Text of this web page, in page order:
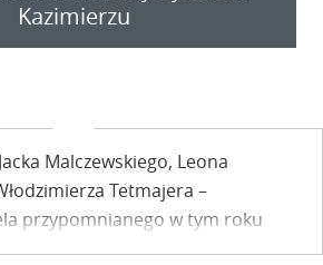
Kazimierzu
Malczewskiego, Leona
Tetmajera –
przypomnianego w tym roku
Czytania – Józefa Mehoffera,